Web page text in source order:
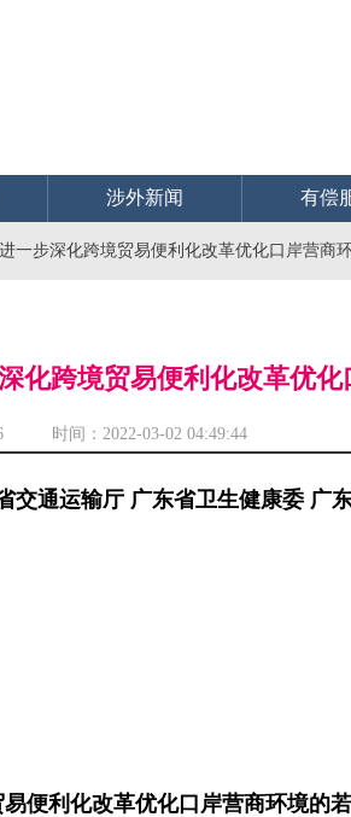
涉外新闻 有偿
一步深化跨境贸易便利化改革优化口岸营商
化跨境贸易便利化改革优
时间：2022-03-02 04:49:44
通运输厅 广东省卫生健康委 广
便利化改革优化口岸营商环境的